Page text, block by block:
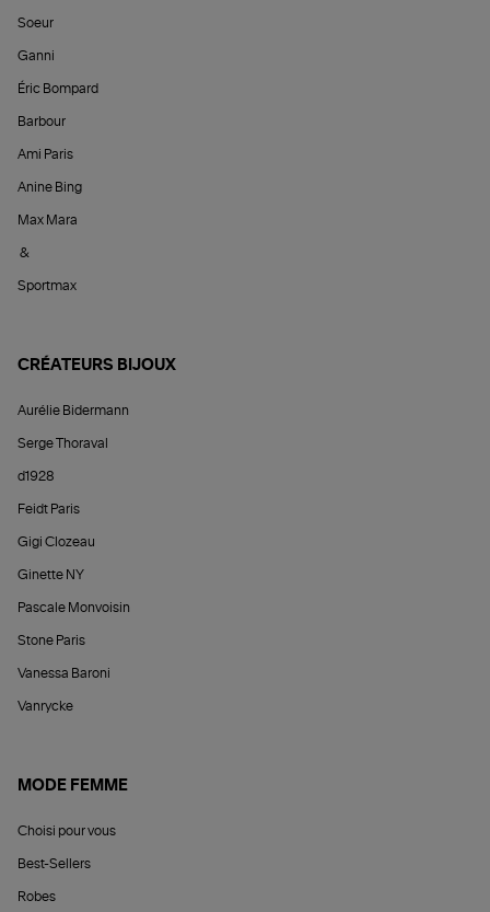
Soeur
Ganni
Éric Bompard
Barbour
Ami Paris
Anine Bing
Max Mara
&
Sportmax
CRÉATEURS BIJOUX
Aurélie Bidermann
Serge Thoraval
d1928
Feidt Paris
Gigi Clozeau
Ginette NY
Pascale Monvoisin
Stone Paris
Vanessa Baroni
Vanrycke
MODE FEMME
Choisi pour vous
Best-Sellers
Robes